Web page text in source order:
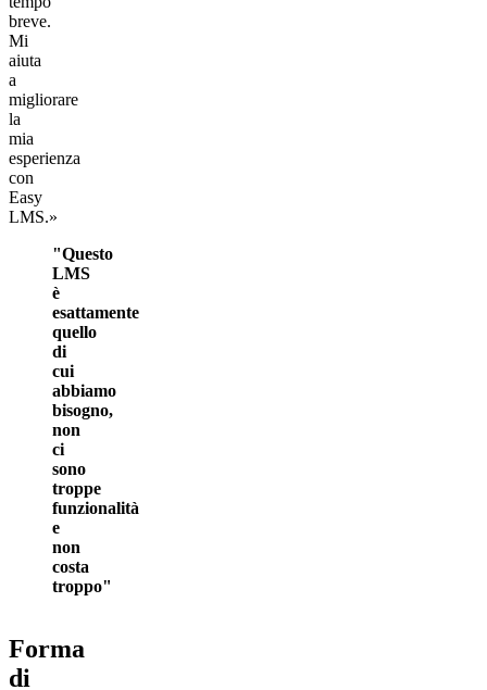
breve.
Mi
aiuta
a
migliorare
la
mia
esperienza
con
Easy
LMS.»
"Questo
LMS
è
esattamente
quello
di
cui
abbiamo
bisogno,
non
ci
sono
troppe
funzionalità
e
non
costa
troppo"
Forma
di